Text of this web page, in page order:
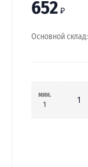
652 ₽
Основной склад:
мин.
1